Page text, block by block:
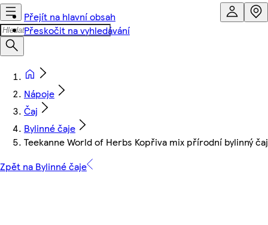
Přejít na hlavní obsah
Přeskočit na vyhledávání
Nápoje
Čaj
Bylinné čaje
Teekanne World of Herbs Kopřiva mix přírodní bylinný
Zpět na Bylinné čaje